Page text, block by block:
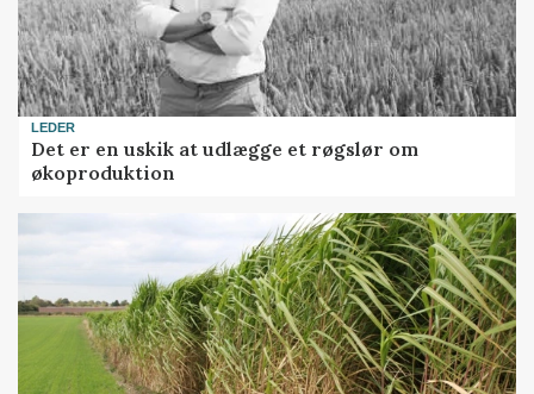
LEDER
Det er en uskik at udlægge et røgslør om
økoproduktion